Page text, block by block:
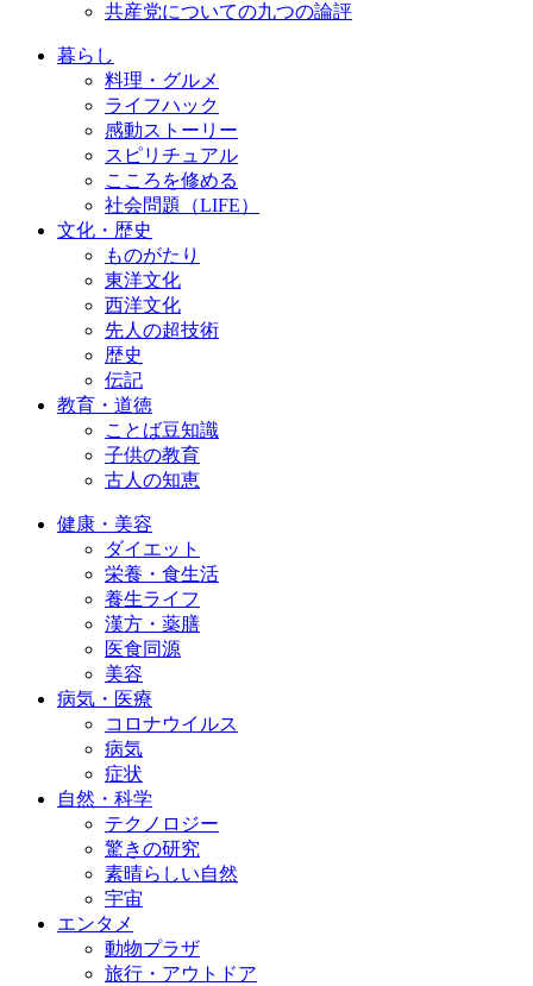
共産党についての九つの論評
暮らし
料理・グルメ
ライフハック
感動ストーリー
スピリチュアル
こころを修める
社会問題（LIFE）
文化・歴史
ものがたり
東洋文化
西洋文化
先人の超技術
歴史
伝記
教育・道徳
ことば豆知識
子供の教育
古人の知恵
健康・美容
ダイエット
栄養・食生活
養生ライフ
漢方・薬膳
医食同源
美容
病気・医療
コロナウイルス
病気
症状
自然・科学
テクノロジー
驚きの研究
素晴らしい自然
宇宙
エンタメ
動物プラザ
旅行・アウトドア